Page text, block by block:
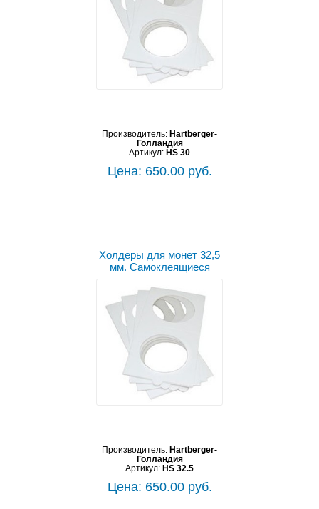
Производитель: Hartberger-
Голландия
Артикул: HS 30
Цена: 650.00 руб.
Холдеры для монет 32,5
мм. Самоклеящиеся
Производитель: Hartberger-
Голландия
Артикул: HS 32.5
Цена: 650.00 руб.